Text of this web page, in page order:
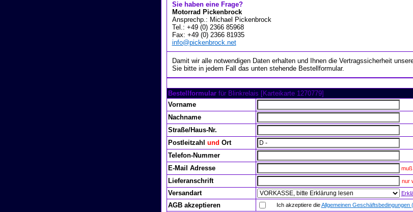
Sie haben eine Frage?
Motorrad Pickenbrock
Ansprechp.: Michael Pickenbrock
Tel.: +49 (0) 2366 85968
Fax: +49 (0) 2366 81935
info@pickenbrock.net
Damit wir alle notwendigen Daten erhalten und Ihnen die Vertragssicherheit
Sie bitte in jedem Fall das unten stehende Bestellformular.
Bestellformular für Blinkrelais [Karteikarte 1270779]
Vorname
Nachname
Straße/Haus-Nr.
Postleitzahl und Ort
Telefon-Nummer
E-Mail Adresse
Lieferanschrift nur
Versandart
AGB akzeptieren Ich akzeptiere dieAllgemeinen Geschäftsbedingungen